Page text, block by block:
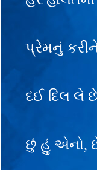
પ્રેમનું કરીને
દઈ દિલ લે
છું હું એનો,